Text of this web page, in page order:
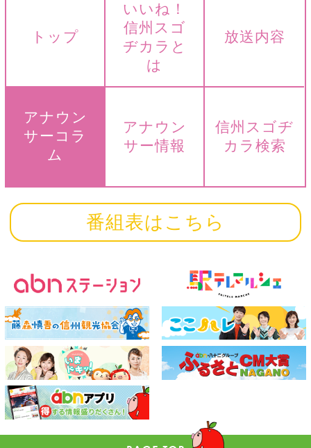
トップ
いいね！
信州スゴ
ヂカラと
は
放送内容
アナウン
サーコラ
ム
アナウン
サー情報
信州スゴヂ
カラ検索
番組表はこちら